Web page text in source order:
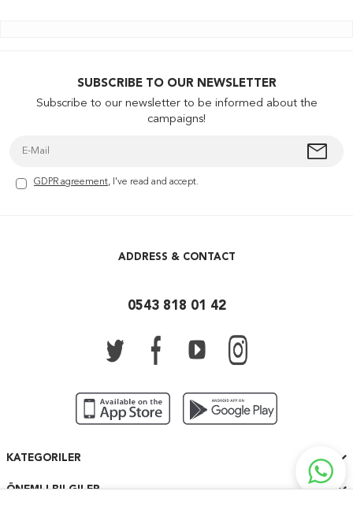
SUBSCRIBE TO OUR NEWSLETTER
Subscribe to our newsletter to be informed about the
campaigns!
GDPR agreement, I've read and accept.
ADDRESS & CONTACT
0543 818 01 42
KATEGORILER
ÖNEMLI BILGILER